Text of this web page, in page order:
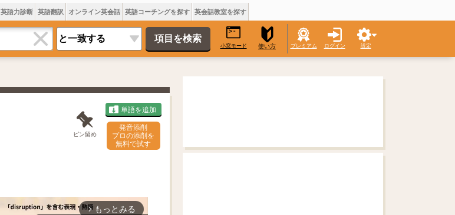
英語力診断 英語翻訳 オンライン英会話 英語コーチングを探す 英会話教室を探す
小窓モード 使い方 プレミアム ログイン 設定
ピン留め
単語を追加
発音添削
プロの添削を
無料で試す
arrow_forward_ios もっとみる